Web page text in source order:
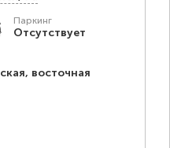
Паркинг
Отсутствует
восточная